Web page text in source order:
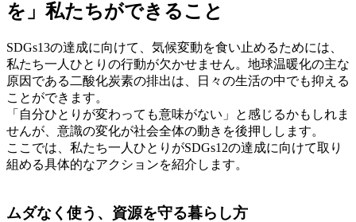
を」私たちができること
SDGs13の達成に向けて、気候変動を食い止めるためには、
私たち一人ひとりの行動が欠かせません。地球温暖化の主な
原因である二酸化炭素の排出は、日々の生活の中でも抑える
ことができます。
「自分ひとりが変わっても意味がない」と感じるかもしれま
せんが、意識の変化が社会全体の動きを後押しします。
ここでは、私たち一人ひとりがSDGs12の達成に向けて取り
組める具体的なアクションを紹介します。
ムダなく使う、資源を守る暮らし方